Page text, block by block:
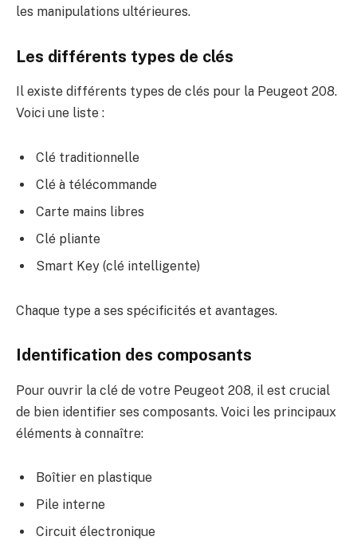
les manipulations ultérieures.
Les différents types de clés
Il existe différents types de clés pour la Peugeot 208.
Voici une liste :
Clé traditionnelle
Clé à télécommande
Carte mains libres
Clé pliante
Smart Key (clé intelligente)
Chaque type a ses spécificités et avantages.
Identification des composants
Pour ouvrir la clé de votre Peugeot 208, il est crucial
de bien identifier ses composants. Voici les principaux
éléments à connaître:
Boîtier en plastique
Pile interne
Circuit électronique